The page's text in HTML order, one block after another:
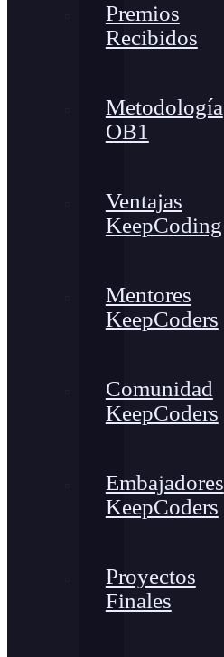
Premios
Recibidos
Metodología
OB1
Ventajas
KeepCoding
Mentores
KeepCoders
Comunidad
KeepCoders
Embajadores
KeepCoders
Proyectos
Finales